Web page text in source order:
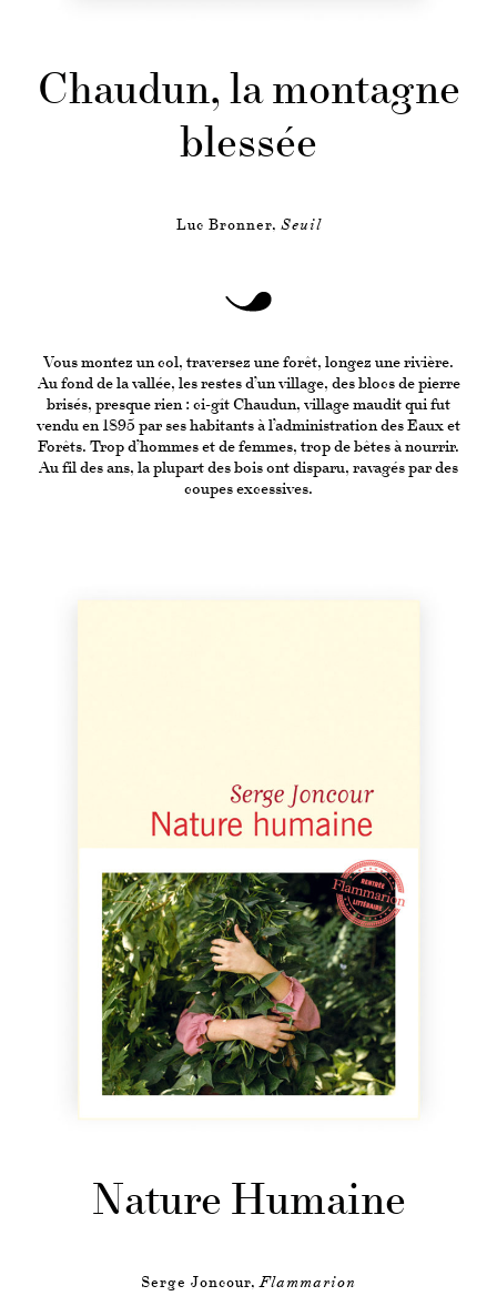
Chaudun, la montagne
blessée
Luc Bronner, Seuil
Vous montez un col, traversez une forêt, longez une rivière.
Au fond de la vallée, les restes d’un village, des blocs de pierre
brisés, presque rien : ci-gît Chaudun, village maudit qui fut
vendu en 1895 par ses habitants à l’administration des Eaux et
Forêts. Trop d’hommes et de femmes, trop de bêtes à nourrir.
Au fil des ans, la plupart des bois ont disparu, ravagés par des
coupes excessives.
Nature Humaine
Serge Joncour, Flammarion